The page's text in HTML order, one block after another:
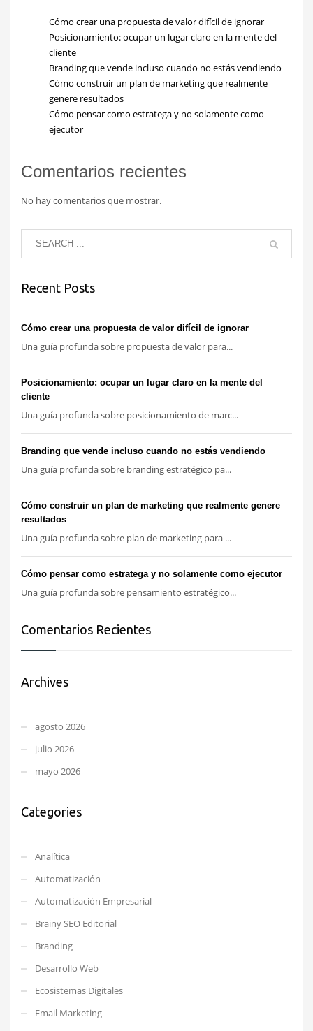
Cómo crear una propuesta de valor difícil de ignorar
Posicionamiento: ocupar un lugar claro en la mente del
cliente
Branding que vende incluso cuando no estás vendiendo
Cómo construir un plan de marketing que realmente
genere resultados
Cómo pensar como estratega y no solamente como
ejecutor
Comentarios recientes
No hay comentarios que mostrar.
Recent Posts
Cómo crear una propuesta de valor difícil de ignorar
Una guía profunda sobre propuesta de valor para...
Posicionamiento: ocupar un lugar claro en la mente del
cliente
Una guía profunda sobre posicionamiento de marc...
Branding que vende incluso cuando no estás vendiendo
Una guía profunda sobre branding estratégico pa...
Cómo construir un plan de marketing que realmente genere
resultados
Una guía profunda sobre plan de marketing para ...
Cómo pensar como estratega y no solamente como ejecutor
Una guía profunda sobre pensamiento estratégico...
Comentarios Recientes
Archives
agosto 2026
julio 2026
mayo 2026
Categories
Analítica
Automatización
Automatización Empresarial
Brainy SEO Editorial
Branding
Desarrollo Web
Ecosistemas Digitales
Email Marketing